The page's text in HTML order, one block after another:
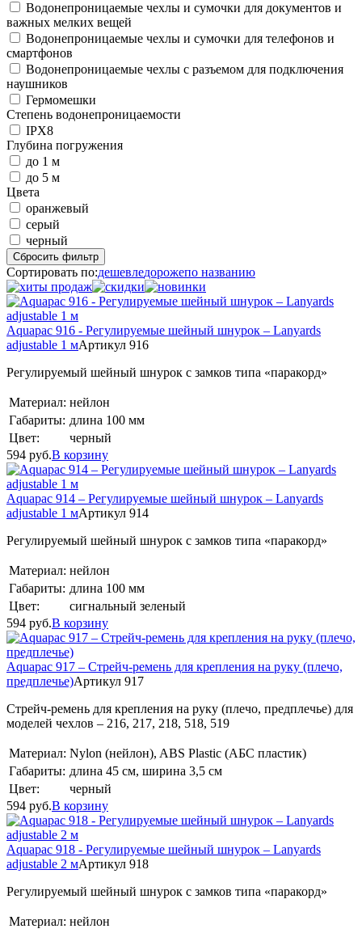
Водонепроницаемые чехлы и сумочки для документов и
важных мелких вещей
Водонепроницаемые чехлы и сумочки для телефонов и
смартфонов
Водонепроницаемые чехлы с разъемом для подключения
наушников
Гермомешки
Степень водонепроницаемости
IPX8
Глубина погружения
до 1 м
до 5 м
Цвета
оранжевый
серый
черный
Сбросить фильтр
Сортировать по:дешевледорожепо названию
Aquapac 916 - Регулируемые шейный шнурок – Lanyards
adjustable 1 мАртикул 916
Регулируемый шейный шнурок с замков типа «паракорд»
Материал: нейлон
Габариты: длина 100 мм
Цвет:
черный
594 руб.В корзину
Aquapac 914 – Регулируемые шейный шнурок – Lanyards
adjustable 1 мАртикул 914
Регулируемый шейный шнурок с замков типа «паракорд»
Материал: нейлон
Габариты: длина 100 мм
Цвет:
сигнальный зеленый
594 руб.В корзину
Aquapac 917 – Стрейч-ремень для крепления на руку (плечо,
предплечье)Артикул 917
Стрейч-ремень для крепления на руку (плечо, предплечье) для
моделей чехлов – 216, 217, 218, 518, 519
Материал: Nylon (нейлон), ABS Plastic (АБС пластик)
Габариты: длина 45 см, ширина 3,5 см
Цвет:
черный
594 руб.В корзину
Aquapac 918 - Регулируемые шейный шнурок – Lanyards
adjustable 2 мАртикул 918
Регулируемый шейный шнурок с замков типа «паракорд»
Материал: нейлон